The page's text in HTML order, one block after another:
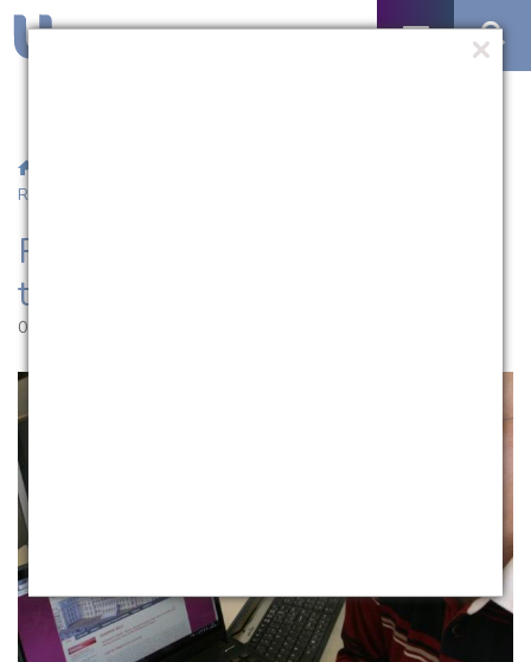
Romênia
Professor da UCPel apresenta
trabalho na Romênia
05.09.2012 | 14:07